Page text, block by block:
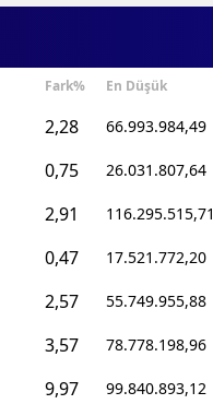
Çorum
Fark% En Düşük
2,28 66.993.984,49
0,75 26.031.807,64
2,91 116.295.515,71
0,47 17.521.772,20
2,57 55.749.955,88
3,57 78.778.198,96
9,97 99.840.893,12